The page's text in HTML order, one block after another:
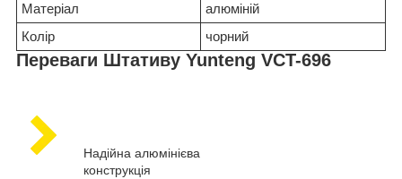
Матеріал
алюміній
Колір
чорний
Переваги Штативу Yunteng VCT-696
Надійна алюмінієва
конструкція